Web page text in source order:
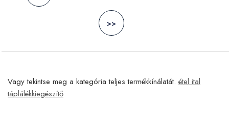
>>
Vagy tekintse meg a kategória teljes termékkínálatát. étel ital
táplálékkiegészítő